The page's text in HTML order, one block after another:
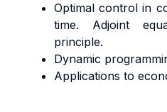
Optimal control in
time. Adjoint
principle.
Dynamic
Applications to